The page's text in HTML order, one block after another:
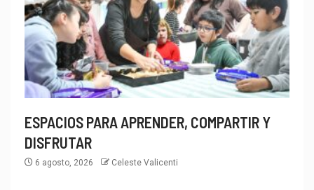
ESPACIOS PARA APRENDER, COMPARTIR Y
DISFRUTAR
6 agosto, 2026 Celeste Valicenti